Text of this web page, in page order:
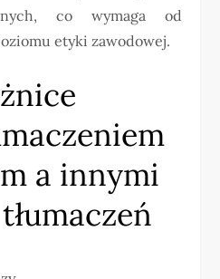
co wymaga od
etyki zawodowej.
a innymi